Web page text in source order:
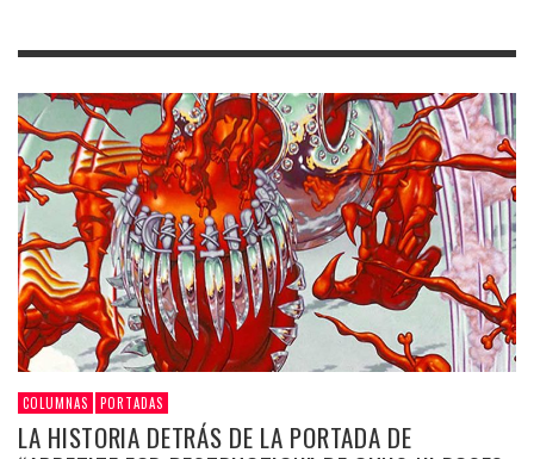
COLUMNAS PORTADAS
LA HISTORIA DETRÁS DE LA PORTADA DE